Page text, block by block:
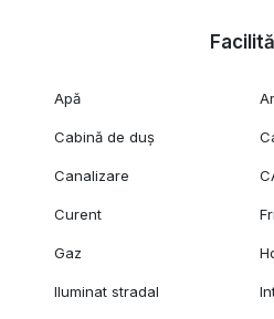
Proprietatea este ideală pentru o
liniște, spațiu și confort, într-o
Apă
Cabină de duș
Canalizare
Curent
Gaz
Iluminat stradal